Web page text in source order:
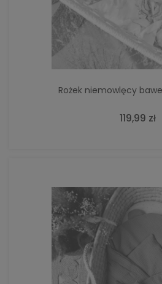
Rożek niemowlęcy
119,99 zł